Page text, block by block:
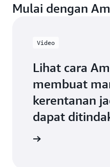
Mulai dengan
Video
Lihat cara
membuat
kerentanan
dapat
video singkat